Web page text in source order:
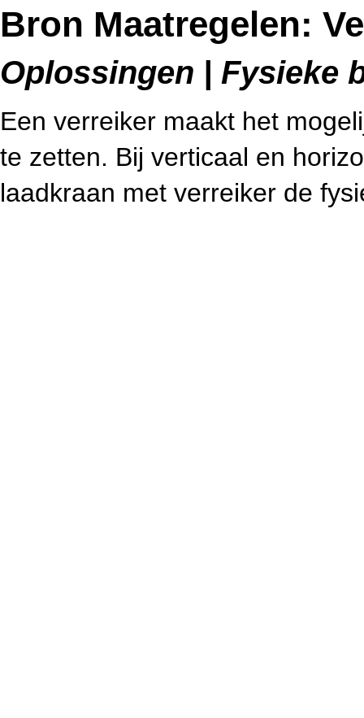
Bron Maatregelen:
Oplossingen | Fysieke
Een verreiker maakt het
te zetten. Bij verticaal en
laadkraan met verreiker de